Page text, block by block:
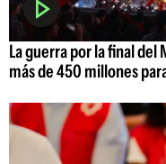
La guerra por la final
más de 450 millones